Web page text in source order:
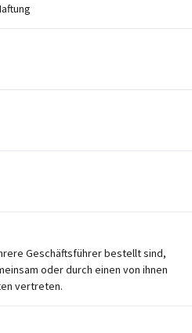
Geschäftsführer bestellt sind,
oder durch einen von ihnen
vertreten.